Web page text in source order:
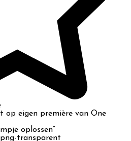
op eigen première van One
oplossen”